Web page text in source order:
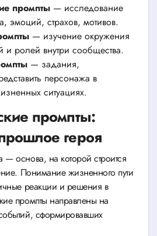
промпты— исследование
эмоций, страхов, мотивов.
— изучение окружения
и ролей внутри сообщества.
— задания,
персонажа в
ситуациях.
промпты:
героя
основа, на которой строится
Понимание жизненного пути
реакции и решения в
промпты направлены на
сформировавших